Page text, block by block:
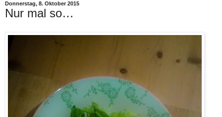
Donnerstag, 8. Oktober 2015
Nur mal so…